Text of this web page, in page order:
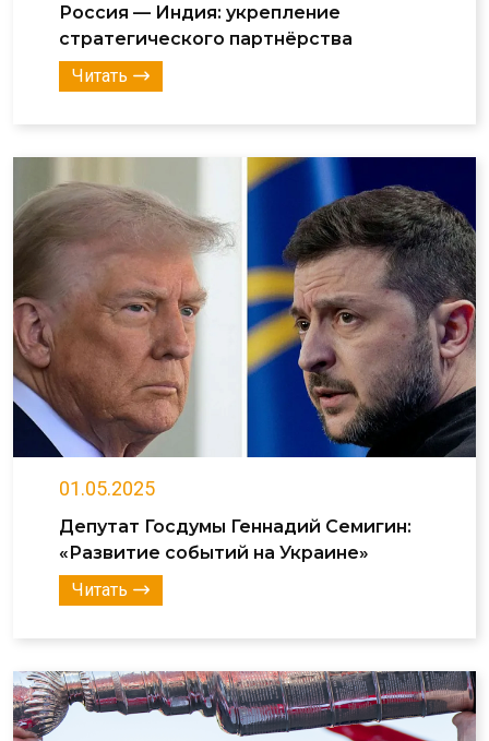
Россия — Индия: укрепление
стратегического партнёрства
Читать
01.05.2025
Депутат Госдумы Геннадий Семигин:
«Развитие событий на Украине»
Читать